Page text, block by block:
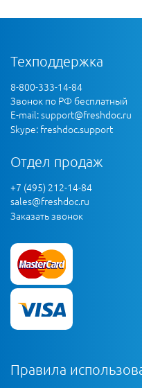
Техподдержка
8-800-333-14-84
Звонок по РФ бесплатный
E-mail:support@freshdoc.ru
Skype: freshdoc.support
Отдел продаж
+7 (495) 212-14-84
sales@freshdoc.ru
Заказать звонок
Правила